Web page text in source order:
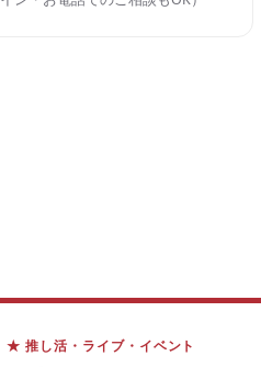
★ 推し活・ライブ・イベント